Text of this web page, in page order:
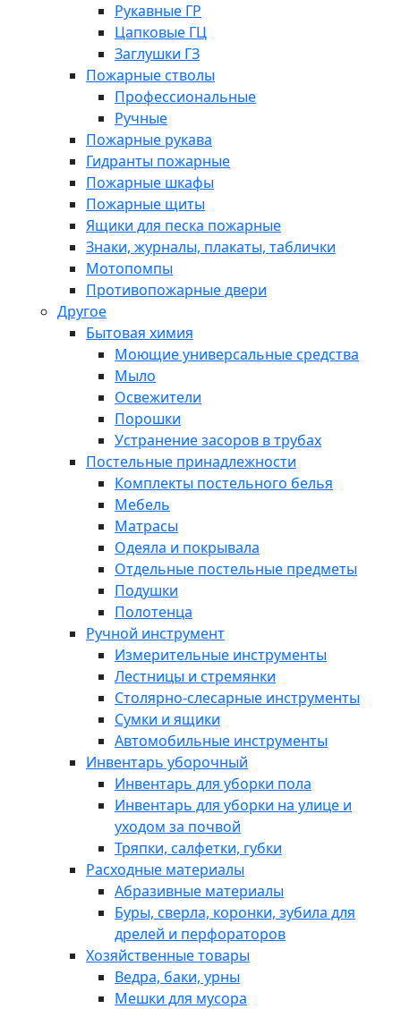
Рукавные ГР
Цапковые ГЦ
Заглушки ГЗ
Пожарные стволы
Профессиональные
Ручные
Пожарные рукава
Гидранты пожарные
Пожарные шкафы
Пожарные щиты
Ящики для песка пожарные
Знаки, журналы, плакаты, таблички
Мотопомпы
Противопожарные двери
Другое
Бытовая химия
Моющие универсальные средства
Мыло
Освежители
Порошки
Устранение засоров в трубах
Постельные принадлежности
Комплекты постельного белья
Мебель
Матрасы
Одеяла и покрывала
Отдельные постельные предметы
Подушки
Полотенца
Ручной инструмент
Измерительные инструменты
Лестницы и стремянки
Столярно-слесарные инструменты
Сумки и ящики
Автомобильные инструменты
Инвентарь уборочный
Инвентарь для уборки пола
Инвентарь для уборки на улице и
уходом за почвой
Тряпки, салфетки, губки
Расходные материалы
Абразивные материалы
Буры, сверла, коронки, зубила для
дрелей и перфораторов
Хозяйственные товары
Ведра, баки, урны
Мешки для мусора